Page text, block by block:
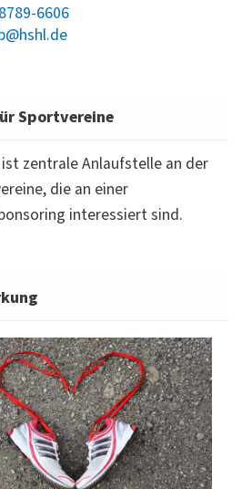
6606
Sportvereine
zentrale Anlaufstelle an der
die an einer
interessiert sind.